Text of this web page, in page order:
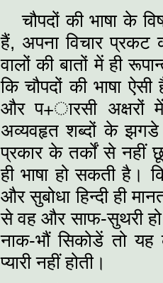
चौपदों की भाषा के
हैं, अपना विचार प्रकट
वालों की बातों में ही
कि चौपदों की भाषा
और प+ारसी अक्षरों
अव्यवहृत शब्दों के
प्रकार के तर्कों से नहीं
ही भाषा हो सकती है।
और सुबोधा हिन्दी ही
से वह और साफ-सुथरी
नाक-भौं सिकोडें तो
प्यारी नहीं होती।